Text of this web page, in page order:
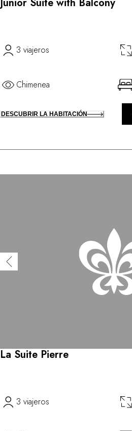
Junior Suite with Balcony
3 viajeros
Chimenea
DESCUBRIR LA HABITACIÓN
La Suite Pierre
3 viajeros